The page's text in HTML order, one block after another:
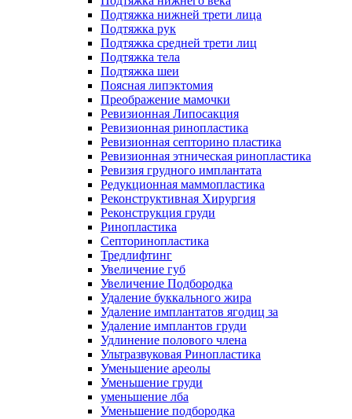
Подтяжка нижней трети лица
Подтяжка рук
Подтяжка средней трети лиц
Подтяжка тела
Подтяжка шеи
Поясная липэктомия
Преображение мамочки
Ревизионная Липосакция
Ревизионная ринопластика
Ревизионная септорино пластика
Ревизионная этническая ринопластика
Ревизия грудного имплантата
Редукционная маммопластика
Реконструктивная Хирургия
Реконструкция груди
Ринопластика
Септоринопластика
Тредлифтинг
Увеличение губ
Увеличение Подбородка
Удаление буккального жира
Удаление имплантатов ягодиц за
Удаление имплантов груди
Удлинение полового члена
Ультразвуковая Ринопластика
Уменьшение ареолы
Уменьшение груди
уменьшение лба
Уменьшение подбородка